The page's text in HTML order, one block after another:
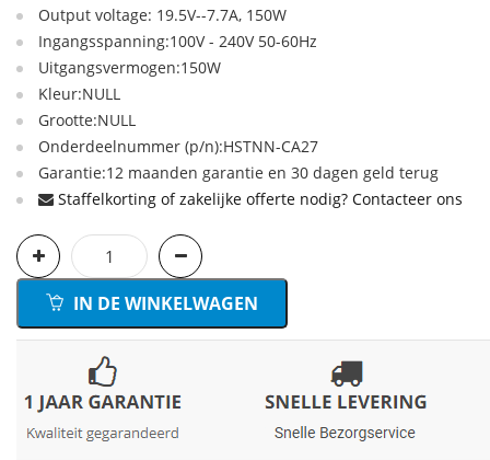
Output voltage: 19.5V--7.7A, 150W
Ingangsspanning:100V - 240V 50-60Hz
Uitgangsvermogen:150W
Kleur:NULL
Grootte:NULL
Onderdeelnummer (p/n):HSTNN-CA27
Garantie:12 maanden garantie en 30 dagen geld terug
Staffelkorting of zakelijke offerte nodig? Contacteer ons
IN DE WINKELWAGEN